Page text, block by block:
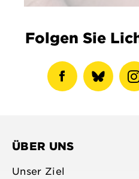
Folgen Sie
Facebook-
show
ÜBER UNS
Unser Ziel